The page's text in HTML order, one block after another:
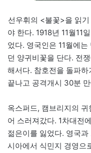
선우휘의 <불꽃>을 읽
야 한다. 1918년 11월11
었다. 영국인은 11월에
던 양귀비꽃을 단다. 전
해서다. 참호전을 돌파
끝나고 공격개시 30분
옥스퍼드, 캠브리지의
어 스러져갔다. 1차대전
젊은이를 잃었다. 영국
시아에서 식민지 경영으